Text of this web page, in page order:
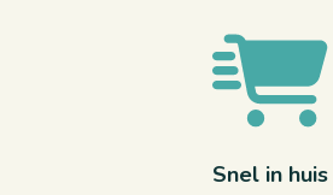
Snel in huis